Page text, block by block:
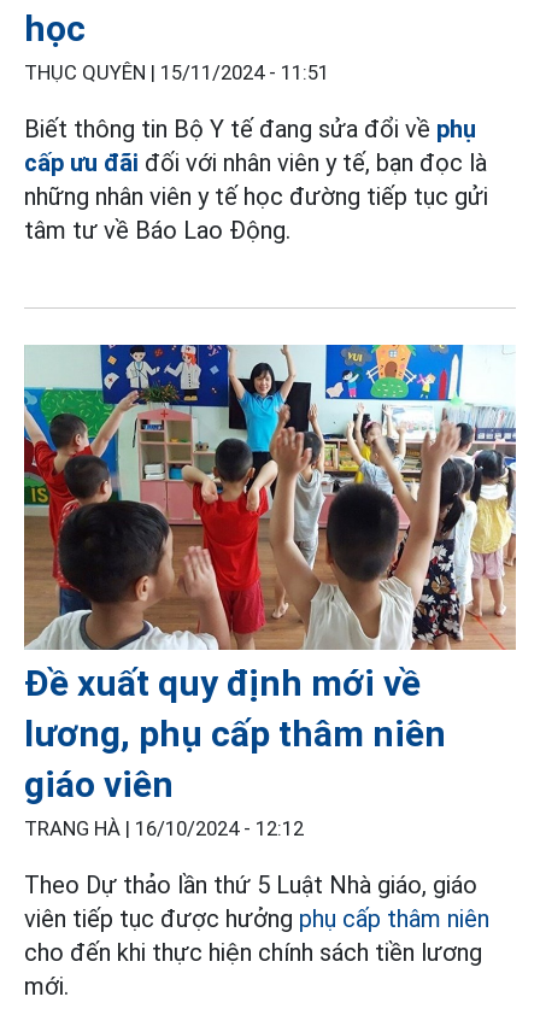
học
THỤC QUYÊN | 15/11/2024 - 11:51
Biết thông tin Bộ Y tế đang sửa đổi về phụ
cấp ưu đãi đối với nhân viên y tế, bạn đọc là
những nhân viên y tế học đường tiếp tục gửi
tâm tư về Báo Lao Động.
Đề xuất quy định mới về
lương, phụ cấp thâm niên
giáo viên
TRANG HÀ | 16/10/2024 - 12:12
Theo Dự thảo lần thứ 5 Luật Nhà giáo, giáo
viên tiếp tục được hưởng phụ cấp thâm niên
cho đến khi thực hiện chính sách tiền lương
mới.